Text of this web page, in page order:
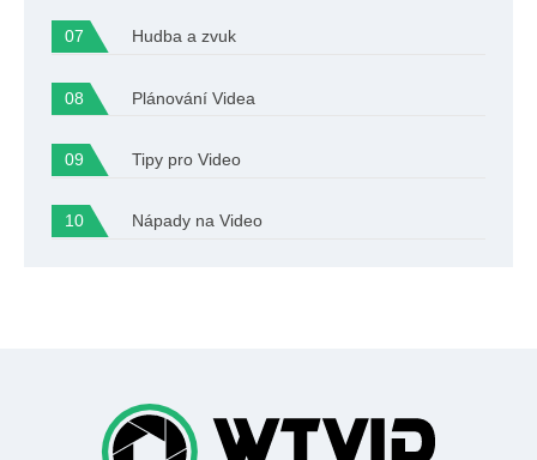
Hudba a zvuk
Plánování Videa
Tipy pro Video
Nápady na Video